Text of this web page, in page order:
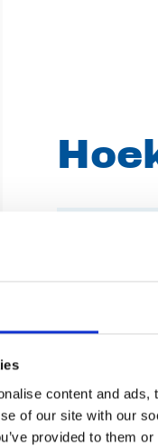
content and
of our site with our
provided to them